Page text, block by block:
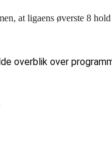
at ligaens øverste 8
overblik over